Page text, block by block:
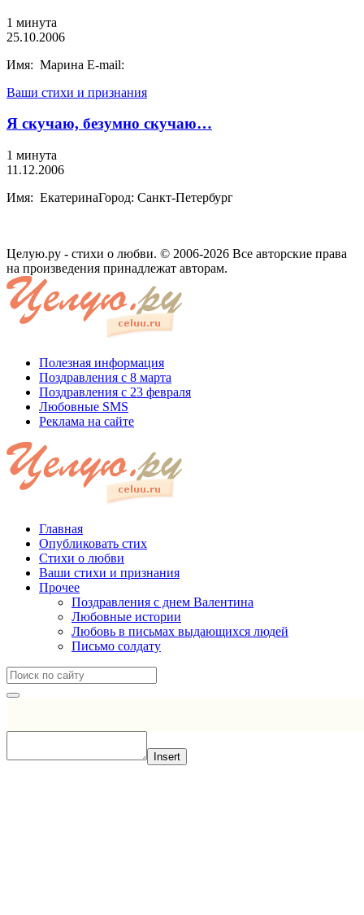
1 минута
25.10.2006
Имя: Марина E-mail:
Ваши стихи и признания
Я скучаю, безумно скучаю…
1 минута
11.12.2006
Имя: ЕкатеринаГород: Санкт-Петербург
Целую.ру - стихи о любви. © 2006-2026 Все авторские права
на произведения принадлежат авторам.
Полезная информация
Поздравления с 8 марта
Поздравления с 23 февраля
Любовные SMS
Реклама на сайте
Главная
Опубликовать стих
Стихи о любви
Ваши стихи и признания
Прочее
Поздравления с днем Валентина
Любовные истории
Любовь в письмах выдающихся людей
Письмо солдату
Insert